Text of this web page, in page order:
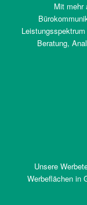
Mit mehr
Beratung,
Unsere
Werbeflächen in